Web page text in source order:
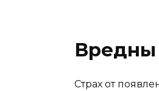
Вредны
Страх от